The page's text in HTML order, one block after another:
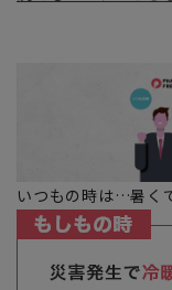
いつもの時は…暑く